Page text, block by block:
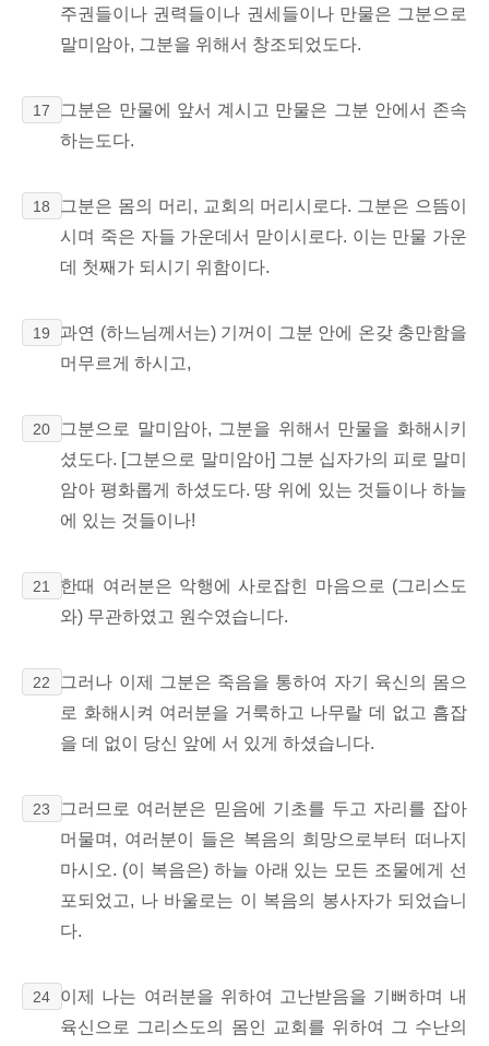
주권들이나 권력들이나 권세들이나 만물은 그분으로
말미암아, 그분을 위해서 창조되었도다.
17
그분은 만물에 앞서 계시고 만물은 그분 안에서 존속
하는도다.
18
그분은 몸의 머리, 교회의 머리시로다. 그분은 으뜸이
시며 죽은 자들 가운데서 맏이시로다. 이는 만물 가운
데 첫째가 되시기 위함이다.
19
과연 (하느님께서는) 기꺼이 그분 안에 온갖 충만함을
머무르게 하시고,
20
그분으로 말미암아, 그분을 위해서 만물을 화해시키
셨도다. [그분으로 말미암아] 그분 십자가의 피로 말미
암아 평화롭게 하셨도다. 땅 위에 있는 것들이나 하늘
에 있는 것들이나!
21
한때 여러분은 악행에 사로잡힌 마음으로 (그리스도
와) 무관하였고 원수였습니다.
22
그러나 이제 그분은 죽음을 통하여 자기 육신의 몸으
로 화해시켜 여러분을 거룩하고 나무랄 데 없고 흠잡
을 데 없이 당신 앞에 서 있게 하셨습니다.
23
그러므로 여러분은 믿음에 기초를 두고 자리를 잡아
머물며, 여러분이 들은 복음의 희망으로부터 떠나지
마시오. (이 복음은) 하늘 아래 있는 모든 조물에게 선
포되었고, 나 바울로는 이 복음의 봉사자가 되었습니
다.
24
이제 나는 여러분을 위하여 고난받음을 기뻐하며 내
육신으로 그리스도의 몸인 교회를 위하여 그 수난의